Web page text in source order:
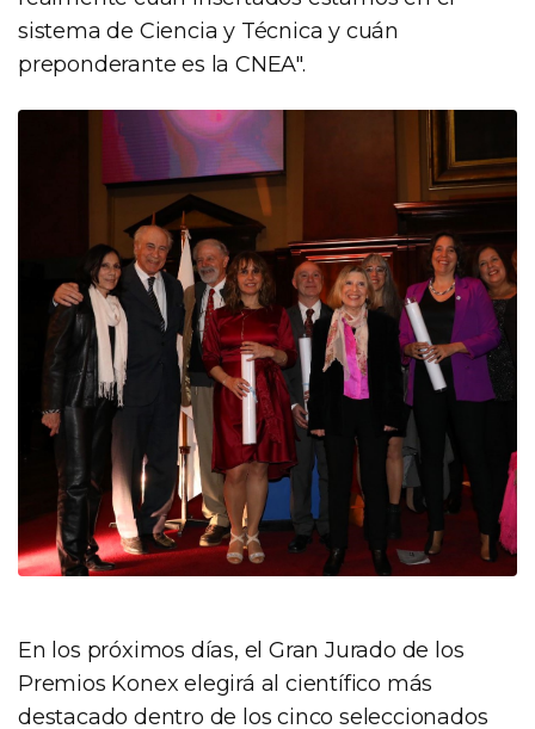
sistema de Ciencia y Técnica y cuán
preponderante es la CNEA".
En los próximos días, el Gran Jurado de los
Premios Konex elegirá al científico más
destacado dentro de los cinco seleccionados